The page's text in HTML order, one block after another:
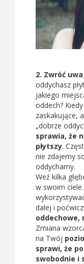
2. Zwróć
oddychasz
jakiego
oddech?
zaskakujące,
„dobrze
sprawia, że
płytszy.
nie zdajemy
oddychamy.
Weź kilka
w swoim
dalej i
oddechowe,
Zmiana
na Twój
sprawi, że
swobodnie i